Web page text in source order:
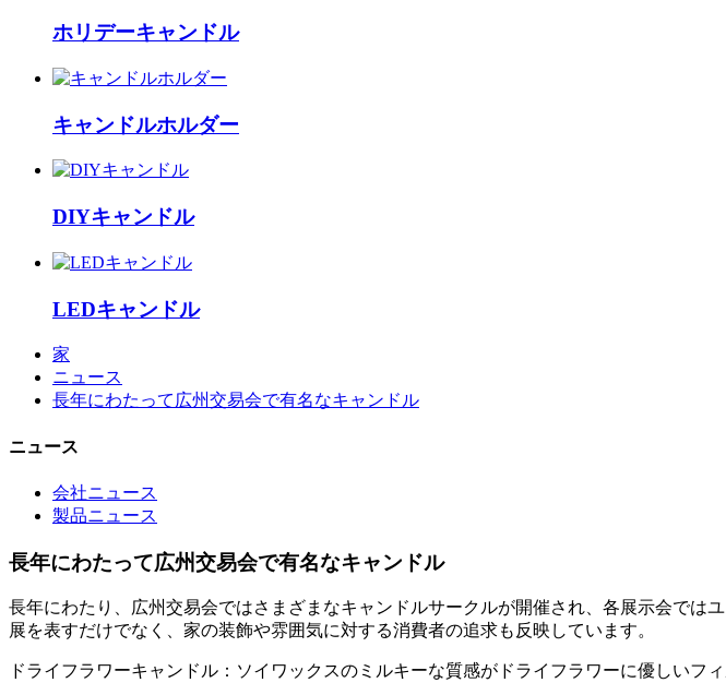
ホリデーキャンドル
キャンドルホルダー
DIYキャンドル
LEDキャンドル
家
ニュース
長年にわたって広州交易会で有名なキャンドル
ニュース
会社ニュース
製品ニュース
長年にわたって広州交易会で有名なキャンドル
長年にわたり、広州交易会ではさまざまなキャンドルサークルが開催され、各展示会で
展を表すだけでなく、家の装飾や雰囲気に対する消費者の追求も反映しています。
ドライフラワーキャンドル：ソイワックスのミルキーな質感がドライフラワーに優しい